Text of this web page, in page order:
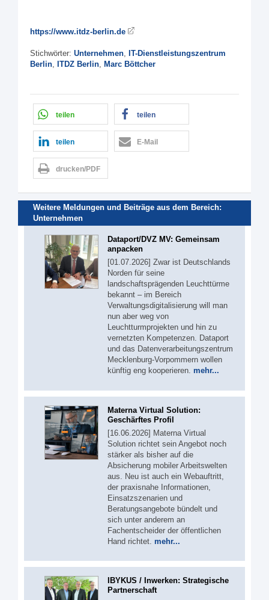
https://www.itdz-berlin.de
Stichwörter: Unternehmen IT-Dienstleistungszentrum
Berlin ITDZ Berlin Marc Böttcher
teilen teilen
teilen E-Mail
drucken/PDF
Weitere Meldungen und Beiträge aus dem Bereich:
Unternehmen
Dataport/DVZ MV: Gemeinsam
anpacken
[01.07.2026] Zwar ist Deutschlands
Norden für seine
landschaftsprägenden Leuchttürme
bekannt – im Bereich
Verwaltungsdigitalisierung will man
nun aber weg von
Leuchtturmprojekten und hin zu
vernetzten Kompetenzen. Dataport
und das Datenverarbeitungszentrum
Mecklenburg-Vorpommern wollen
künftig eng kooperieren. mehr...
Materna Virtual Solution:
Geschärftes Profil
[16.06.2026] Materna Virtual
Solution richtet sein Angebot noch
stärker als bisher auf die
Absicherung mobiler Arbeitswelten
aus. Neu ist auch ein Webauftritt,
der praxisnahe Informationen,
Einsatzszenarien und
Beratungsangebote bündelt und
sich unter anderem an
Fachentscheider der öffentlichen
Hand richtet. mehr...
IBYKUS / Inwerken: Strategische
Partnerschaft